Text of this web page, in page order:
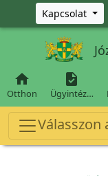
Ugrás a fő tartalomra
Kapcsolat

Otthon

Ügyintéz…